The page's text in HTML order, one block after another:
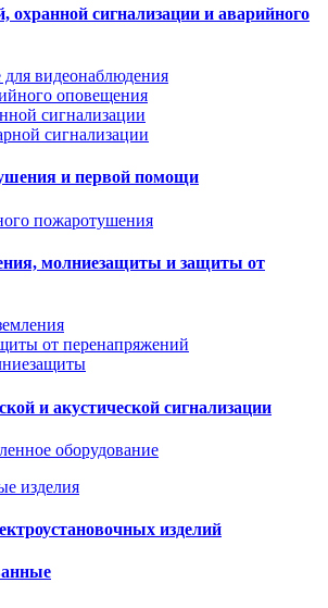
сигнализации и аварийного
видеонаблюдения
оповещения
сигнализации
сигнализации
и первой помощи
пожаротушения
молниезащиты и защиты от
от перенапряжений
и акустической сигнализации
оборудование
изделия
изделий